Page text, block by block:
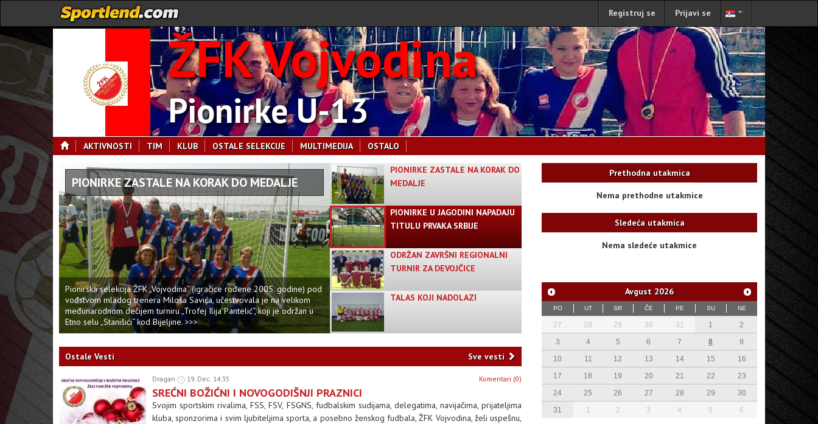
Registruj se Prijavi se
ŽFK Vojvodina
Pionirke U-13
AKTIVNOSTI TIM KLUB OSTALE SELEKCIJE MULTIMEDIJA OSTALO
PIONIRKE ZASTALE NA KORAK DO MEDALJE
Pionirska selekcija ŽFK „Vojvodina“ (igračice rođene 2005. godine) pod
vođstvom mladog trenera Miloša Savića, učestvovala je na velikom
međunarodnom dečijem turniru „Trofej Ilija Pantelić“, koji je održan u
Etno selu „Stanišići“ kod Bijeljine. >>>
PIONIRKE ZASTALE NA KORAK DO
MEDALJE
PIONIRKE U JAGODINI NAPADAJU
TITULU PRVAKA SRBIJE
ODRŽAN ZAVRŠNI REGIONALNI
TURNIR ZA DEVOJČICE
TALAS KOJI NADOLAZI
Ostale Vesti Sve vesti
Dragan 19. Dec. 14:35 Komentari (0)
SREĆNI BOŽIĆNI I NOVOGODIŠNJI PRAZNICI
Svojim sportskim rivalima, FSS, FSV, FSGNS, fudbalskim sudijama, delegatima, navijačima, prijateljima
kluba, sponzorima i svim ljubiteljima sporta, a posebno ženskog fudbala, ŽFK Vojvodina, želi uspešnu,
Prethodna utakmica
Nema prethodne utakmice
Sledeća utakmica
Nema sledeće utakmice
Avgust 2026
PO UT SR ČE PE SU NE
27 28 29 30 31 1
2
3
4 5 6 7 8
9
10
11 12 13 14 15
16
17
18 19 20 21 22
23
24
25 26 27 28 29
30
31
1 2 3 4 5 6